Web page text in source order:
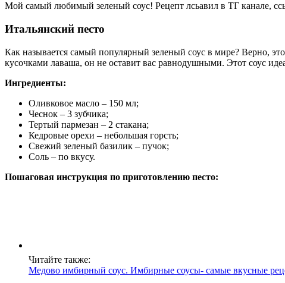
Мой самый любимый зеленый соус! Рецепт лсьавил в ТГ канале,
Итальянский песто
Как называется самый популярный зеленый соус в мире? Верно,
кусочками лаваша, он не оставит вас равнодушными. Этот соус
Ингредиенты:
Оливковое масло – 150 мл;
Чеснок – 3 зубчика;
Тертый пармезан – 2 стакана;
Кедровые орехи – небольшая горсть;
Свежий зеленый базилик – пучок;
Соль – по вкусу.
Пошаговая инструкция по приготовлению песто:
Читайте также:
Медово имбирный соус. Имбирные соусы- самые вкусные